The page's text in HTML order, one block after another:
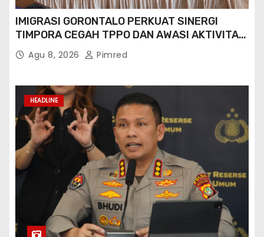
IMIGRASI GORONTALO PERKUAT SINERGI
TIMPORA CEGAH TPPO DAN AWASI AKTIVITAS
ORANG ASING DI GORONTALO UTARA
Agu 8, 2026 Pimred
HEADLINE